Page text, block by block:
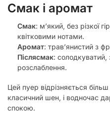
Смак і аромат
Смак: м’який, без різкої
квітковими нотами.
Аромат: трав’янистий з
Післясмак:
розслаблення.
Цей пуер відрізняється
класичний шен, і водночас
спокою.